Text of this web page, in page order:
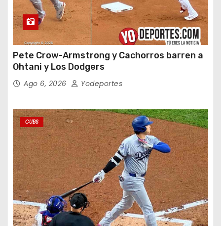
Pete Crow-Armstrong y Cachorros barren a
Ohtani y Los Dodgers
Ago 6, 2026 Yodeportes
CUBS